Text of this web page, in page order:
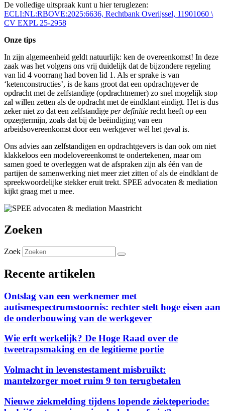
De volledige uitspraak kunt u hier teruglezen:
ECLI:NL:RBOVE:2025:6636, Rechtbank Overijssel, 11901060 \
CV EXPL 25-2958
Onze tips
In zijn algemeenheid geldt natuurlijk: ken de overeenkomst! In deze
zaak was het volgens ons vrij duidelijk dat de bijzondere regeling
van lid 4 voorrang had boven lid 1. Als er sprake is van
‘ketenconstructies’, is de kans groot dat een opdrachtgever de
opdracht met de zelfstandige (opdrachtnemer) zo snel mogelijk stop
zal willen zetten als de opdracht met de eindklant eindigt. Het is dus
zeker niet zo dat een zelfstandige per definitie recht heeft op een
opzegtermijn, zoals dat bij de beëindiging van een
arbeidsovereenkomst door een werkgever wél het geval is.
Ons advies aan zelfstandigen en opdrachtgevers is dan ook om niet
klakkeloos een modelovereenkomst te ondertekenen, maar om
samen goed te overleggen wat de afspraken zijn als één van de
partijen de samenwerking niet meer ziet zitten of als de eindklant de
spreekwoordelijke stekker eruit trekt. SPEE advocaten & mediation
kijkt graag met u mee.
Zoeken
Zoek
Recente artikelen
Ontslag van een werknemer met
autismespectrumstoornis: rechter stelt hoge eisen aan
de onderbouwing van de werkgever
Wie erft werkelijk? De Hoge Raad over de
tweetrapsmaking en de legitieme portie
Volmacht in levenstestament misbruikt:
mantelzorger moet ruim 9 ton terugbetalen
Nieuwe ziekmelding tijdens lopende ziekteperiode: